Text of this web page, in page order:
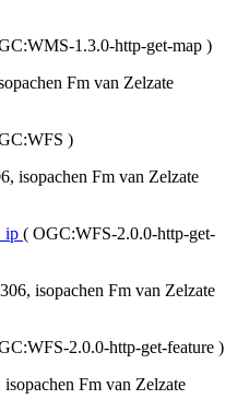
1.3.0-http-get-map )
Fm van Zelzate
)
isopachen Fm van Zelzate
( OGC:WFS-2.0.0-http-get-
isopachen Fm van Zelzate
2.0.0-http-get-feature )
Fm van Zelzate